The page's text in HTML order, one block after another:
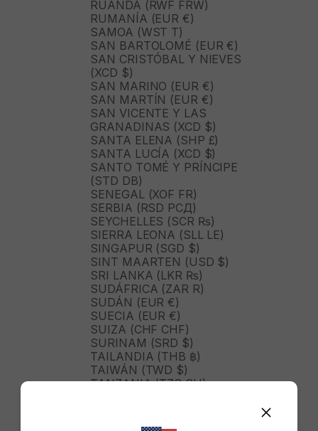
RUANDA (RWF FRW)
RUMANÍA (EUR €)
SAMOA (WST T)
SAN BARTOLOMÉ (EUR €)
SAN CRISTÓBAL Y NIEVES
(XCD $)
SAN MARINO (EUR €)
SAN MARTÍN (EUR €)
SAN VICENTE Y LAS
GRANADINAS (XCD $)
SANTA ELENA (SHP £)
SANTA LUCÍA (XCD $)
SANTO TOMÉ Y PRÍNCIPE
(STD DB)
SENEGAL (XOF FR)
SERBIA (RSD РСД)
SEYCHELLES (SCR ₨)
SIERRA LEONA (SLL LE)
SINGAPUR (SGD $)
SINT MAARTEN (USD $)
SRI LANKA (LKR ₨)
SUDÁFRICA (ZAR R)
SUDÁN (EUR €)
SUECIA (EUR €)
SUIZA (CHF CHF)
SURINAM (SRD $)
TAILANDIA (THB ฿)
TAIWÁN (TWD $)
TANZANIA (TZS SH)
TONGA (TOP T$)